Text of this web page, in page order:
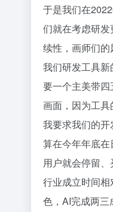
于是我们在
们就在考虑研
续性，画师们
我们研发工具
要一个主美带
画面，因为工
我要求我们的
算在今年年底
用户就会停留、
行业成立时间
色，AI完成两